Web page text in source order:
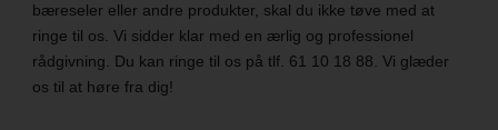
bæreseler eller andre produkter, skal du ikke tøve med at
ringe til os. Vi sidder klar med en ærlig og professionel
rådgivning. Du kan ringe til os på tlf. 61 10 18 88. Vi glæder
os til at høre fra dig!